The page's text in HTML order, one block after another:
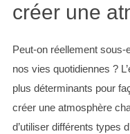
créer une
Peut-on réellement sous-
nos vies quotidiennes ?
plus déterminants pour
créer une atmosphère
d’utiliser différents types